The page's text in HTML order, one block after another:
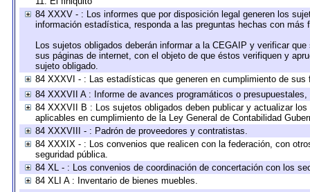
84 XXXV - : Los informes que por disposición legal generen los
información estadística, responda a las preguntas hechas con más
Los sujetos obligados deberán informar a la CEGAIP y verificar
sus páginas de internet, con el objeto de que éstos verifiquen y
sujeto obligado.
84 XXXVI - : Las estadísticas que generen en cumplimiento de
84 XXXVII A : Informe de avances programáticos o
84 XXXVII B : Los sujetos obligados deben publicar y actualizar
aplicables en cumplimiento de la Ley General de Contabilidad
84 XXXVIII - : Padrón de proveedores y contratistas.
84 XXXIX - : Los convenios que realicen con la federación, con
seguridad pública.
84 XL - : Los convenios de coordinación de concertación con los
84 XLI A : Inventario de bienes muebles.